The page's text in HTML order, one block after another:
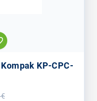
KP-CPC-